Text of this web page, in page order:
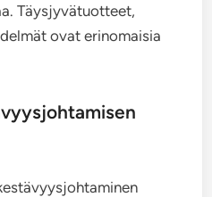
Täysjyvätuotteet,
ovat erinomaisia